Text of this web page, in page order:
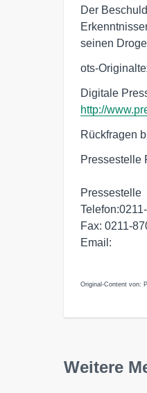
Der
seinen
ots-
http://
Rückfragen
Pressestelle
Pressestelle
Fax: 0211-
Email:
Original-Content von:
Weitere